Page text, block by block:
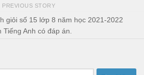
PREVIOUS STORY
giỏi số 15 lớp 8 năm học 2021-2022
Tiếng Anh có đáp án.